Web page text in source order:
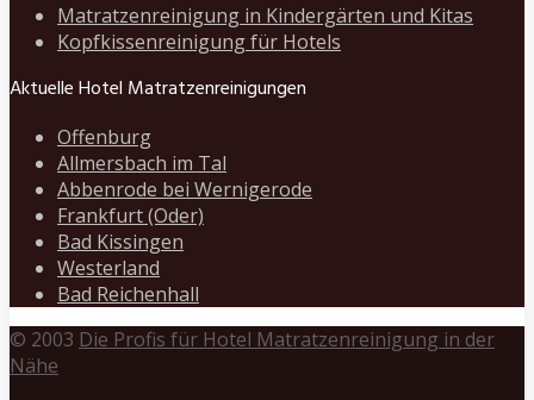
Matratzenreinigung in Kindergärten und Kitas
Kopfkissenreinigung für Hotels
Aktuelle Hotel Matratzenreinigungen
Offenburg
Allmersbach im Tal
Abbenrode bei Wernigerode
Frankfurt (Oder)
Bad Kissingen
Westerland
Bad Reichenhall
© 2003 Die Profis für Hotel Matratzenreinigung in der
Nähe